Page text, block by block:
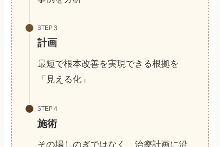
STEP
計画
最短で根本改善を実現できる根拠を
「見える化」
STEP
施術
その場しのぎではなく、治療計画に沿